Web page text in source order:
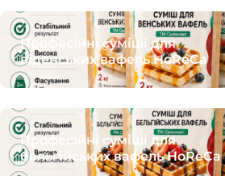
Професійні суміші для
віденських вафель HoReCa
Професійні суміші для
бельгійських вафель HoReCa